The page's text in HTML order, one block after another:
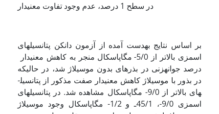
در سطح 1 درصد، عدم وجود تفاوت معنی­دار
بر اساس نتایج به­دست آمده از آزمون دانکن پتانسیل­های
اسمزی بالاتر از 5/0- مگاپاسکال منجر به کاهش معنی­دار
درصد جوانه­زنی در بذرهای بدون موسیلاژ شد، در حالیکه
در بذور با موسیلاژ کاهش معنی­دار صفت مذکور از پتانسیل­
های بالاتر از 9/0- مگاپاسکال مشاهده شد. در پتانسیل­های
اسمزی 9/0-، 45/1ـ و 1/2- مگاپاسکال وجود موسیلاژ